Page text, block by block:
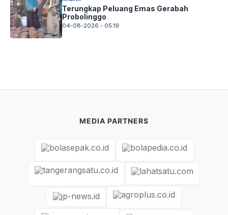
Terungkap Peluang Emas Gerabah
Probolinggo
04-08-2026 - 05.19
MEDIA PARTNERS